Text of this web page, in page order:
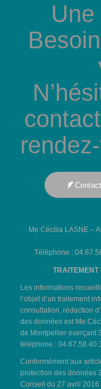
Contact
Me Cécilia LASNE –
Téléphone :
Les informations
l’objet d’un traitement
consultation, rédaction
des données est Me
de Montpellier exerçant
téléphone :
Conformément aux
protection des données
Conseil du 27 avril 2016